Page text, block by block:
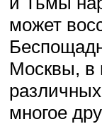
может
Москвы, в
многое